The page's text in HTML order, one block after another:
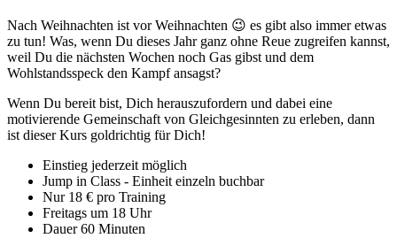
Nach Weihnachten ist vor Weihnachten 😉 es gibt also immer etwas
zu tun! Was, wenn Du dieses Jahr ganz ohne Reue zugreifen kannst,
weil Du die nächsten Wochen noch Gas gibst und dem
Wohlstandsspeck den Kampf ansagst?
Wenn Du bereit bist, Dich herauszufordern und dabei eine
motivierende Gemeinschaft von Gleichgesinnten zu erleben, dann
ist dieser Kurs goldrichtig für Dich!
Einstieg jederzeit möglich
Jump in Class - Einheit einzeln buchbar
Nur 18 € pro Training
Freitags um 18 Uhr
Dauer 60 Minuten